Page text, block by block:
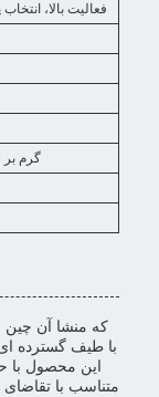
فعالیت بالا،
0.6-0.7
با طیف گسترده
متناسب با